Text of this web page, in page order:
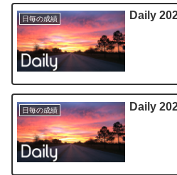
日毎の成績 Daily
日毎の成績 Daily